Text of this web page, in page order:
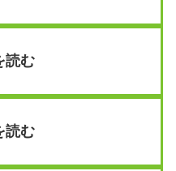
読む
読む